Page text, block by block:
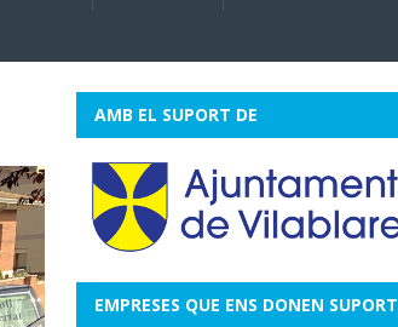
AMB EL SUPORT DE
EMPRESES QUE ENS DONEN SUPORT